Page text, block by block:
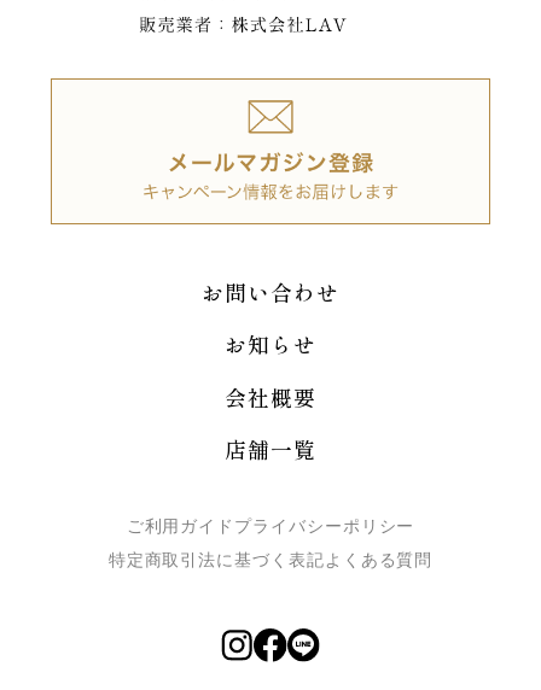
お問い合わせ
お知らせ
会社概要
店舗一覧
ご利用ガイド プライバシーポリシー
特定商取引法に基づく表記よくある質問